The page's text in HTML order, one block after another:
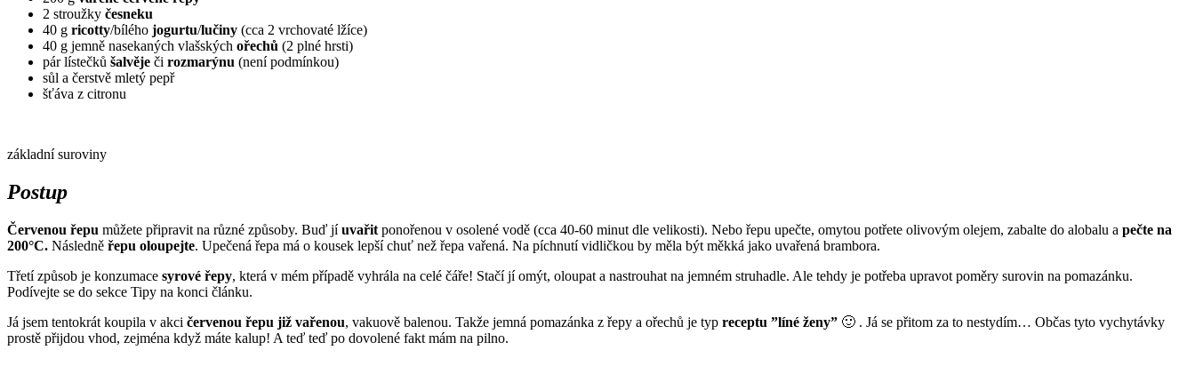
2 stroužky česneku
40 g ricotty/bílého jogurtu/lučiny (cca 2 vrchovaté lžíce)
40 g jemně nasekaných vlašských ořechů (2 plné hrsti)
pár lístečků šalvěje či rozmarýnu (není podmínkou)
sůl a čerstvě mletý pepř
šťáva z citronu
základní suroviny
Postup
Červenou řepu můžete připravit na různé způsoby. Buď jíuvařit ponořenou v osolené vodě (cca 40-60 minut dle velikosti). Nebo řepu upečte, omytou potřete olivovým olejem, zabalte do alobalu a pečte na
200°C. Následně řepu oloupejte. Upečená řepa má o kousek lepší chuť než řepa vařená. Na píchnutí vidličkou by měla být měkká jako uvařená brambora.
Třetí způsob je konzumace syrové řepy, která v mém případě vyhrála na celé čáře! Stačí jí omýt, oloupat a nastrouhat na jemném struhadle. Ale tehdy je potřeba upravot poměry surovin na pomazánku.
Podívejte se do sekce Tipy na konci článku.
Já jsem tentokrát koupila v akci červenou řepu již vařenou, vakuově balenou. Takže jemná pomazánka z řepy a ořechů je typ receptu ”líné ženy” 🙂 . Já se přitom za to nestydím… Občas tyto vychytávky
prostě přijdou vhod, zejména když máte kalup! A teď teď po dovolené fakt mám na pilno.